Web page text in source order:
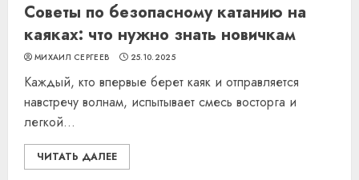
Советы по безопасному катанию на
каяках: что нужно знать новичкам
МИХАИЛ СЕРГЕЕВ 25.10.2025
Каждый, кто впервые берет каяк и отправляется
навстречу волнам, испытывает смесь восторга и
легкой...
ЧИТАТЬ ДАЛЕЕ